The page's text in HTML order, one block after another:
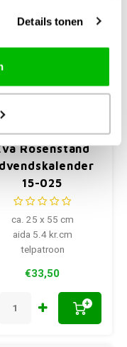
Details tonen
Eva Rosenstand
Rosenstand
15-025
ca. 25 x 55 cm
aida 5.4 kr.cm
telpatroon
€33,50
+